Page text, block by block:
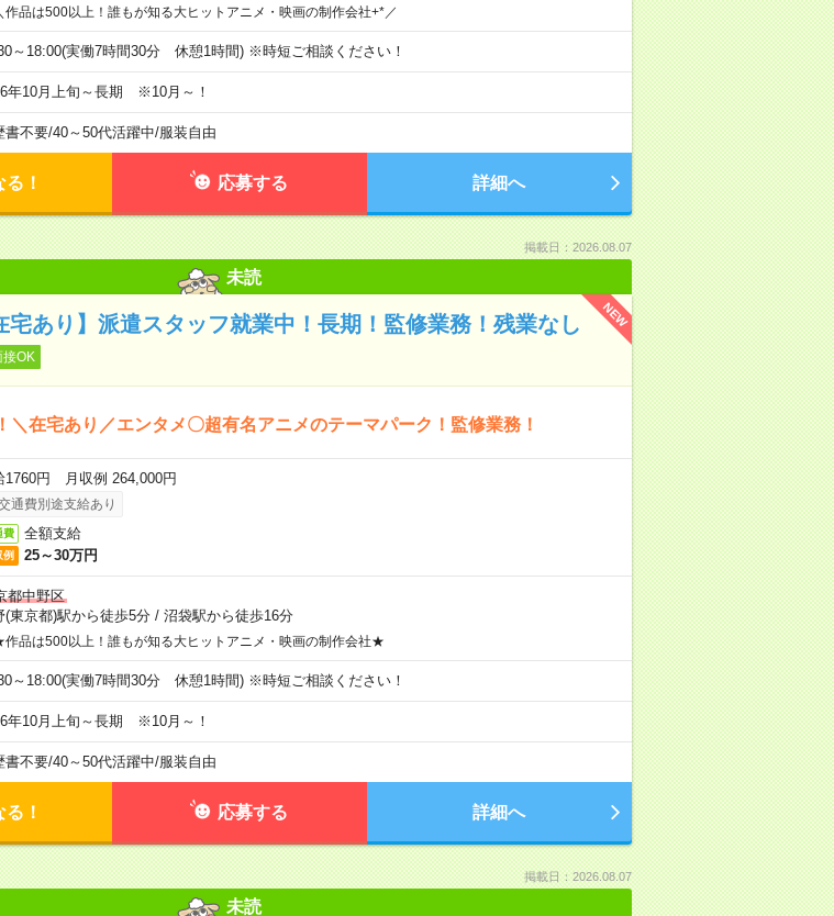
作品は500以上！誰もが知る大ヒットアニメ・映画の制作会社+*／
～18:00(実働7時間30分 休憩1時間) ※時短ご相談ください！
年10月上旬～長期 ※10月～！
書不要/40～50代活躍中/服装自由
！ 応募する 詳細へ
掲載日：2026.08.07
未読
NEW
宅あり】派遣スタッフ就業中！長期！監修業務！残業なし
OK
＼在宅あり／エンタメ〇超有名アニメのテーマパーク！監修業務！
1760円 月収例 264,000円
通費別途支給あり
費 全額支給
例 25～30万円
都中野区
(東京都)駅から徒歩5分/ 沼袋駅から徒歩16分
品は500以上！誰もが知る大ヒットアニメ・映画の制作会社★
～18:00(実働7時間30分 休憩1時間) ※時短ご相談ください！
年10月上旬～長期 ※10月～！
書不要/40～50代活躍中/服装自由
！ 応募する 詳細へ
掲載日：2026.08.07
未読